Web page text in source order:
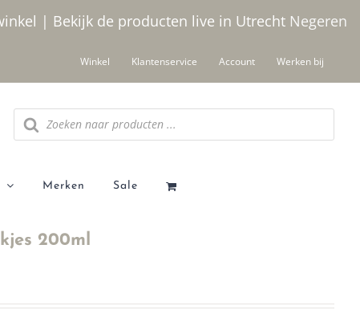
| Bekijk de producten live in Utrecht Negeren
Winkel Klantenservice Account Werken bij
Producten
zoeken
Merken Sale
200ml